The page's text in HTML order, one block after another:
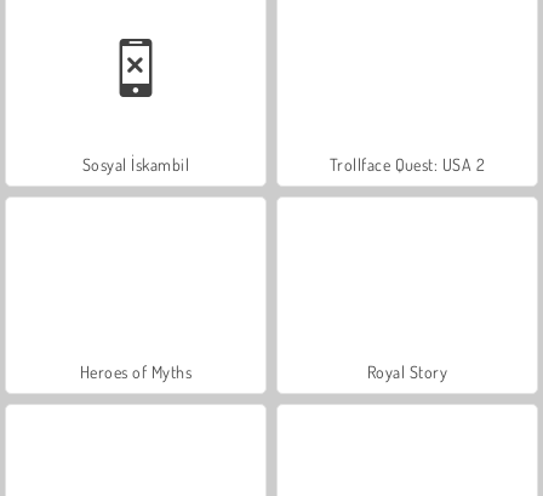
Sosyal İskambil Trollface Quest: USA 2
Heroes of Myths Royal Story